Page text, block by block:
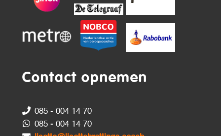
Contact opnemen
085 - 004 14 70
085 - 004 14 70